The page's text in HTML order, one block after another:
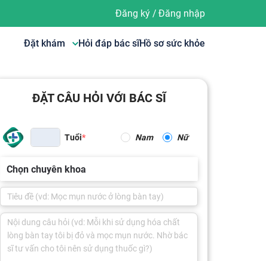
Đăng ký/ Đăng nhập
Đặt khám Hỏi đáp bác sĩHồ sơ sức khỏe
ĐẶT CÂU HỎI VỚI BÁC SĨ
Tuổi Nam Nữ
Chọn chuyên khoa